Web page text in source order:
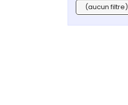
(aucun filtre)